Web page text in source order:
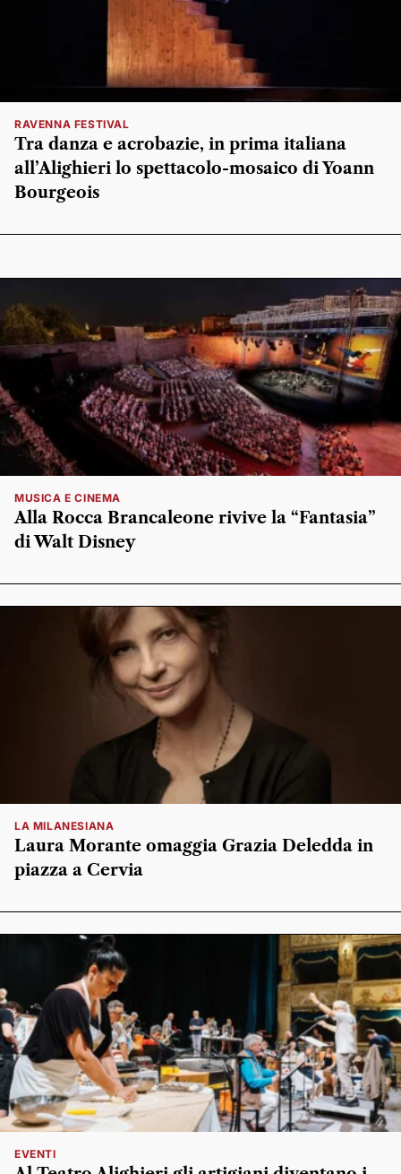
RAVENNA FESTIVAL
Tra danza e acrobazie, in prima italiana
all’Alighieri lo spettacolo-mosaico di Yoann
Bourgeois
MUSICA E CINEMA
Alla Rocca Brancaleone rivive la “Fantasia”
di Walt Disney
LA MILANESIANA
Laura Morante omaggia Grazia Deledda in
piazza a Cervia
EVENTI